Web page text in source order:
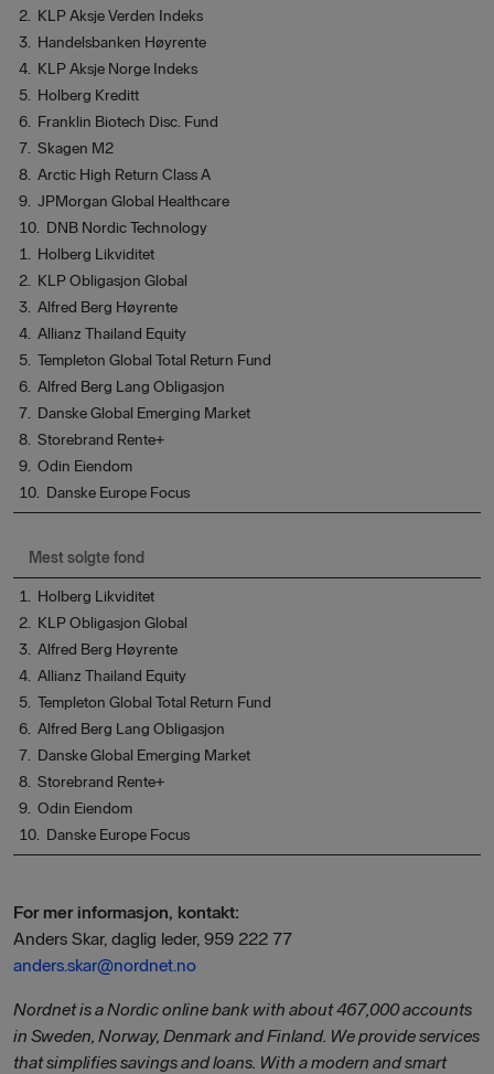
2. KLP Aksje Verden Indeks
3. Handelsbanken Høyrente
4. KLP Aksje Norge Indeks
5. Holberg Kreditt
6. Franklin Biotech Disc. Fund
7. Skagen M2
8. Arctic High Return Class A
9. JPMorgan Global Healthcare
10. DNB Nordic Technology
1. Holberg Likviditet
2. KLP Obligasjon Global
3. Alfred Berg Høyrente
4. Allianz Thailand Equity
5. Templeton Global Total Return Fund
6. Alfred Berg Lang Obligasjon
7. Danske Global Emerging Market
8. Storebrand Rente+
9. Odin Eiendom
10. Danske Europe Focus
Mest solgte fond
1. Holberg Likviditet
2. KLP Obligasjon Global
3. Alfred Berg Høyrente
4. Allianz Thailand Equity
5. Templeton Global Total Return Fund
6. Alfred Berg Lang Obligasjon
7. Danske Global Emerging Market
8. Storebrand Rente+
9. Odin Eiendom
10. Danske Europe Focus
For mer informasjon, kontakt:
Anders Skar, daglig leder, 959 222 77
anders.skar@nordnet.no
Nordnet is a Nordic online bank with about 467,000 accounts
in Sweden, Norway, Denmark and Finland. We provide services
that simplifies savings and loans. With a modern and smart